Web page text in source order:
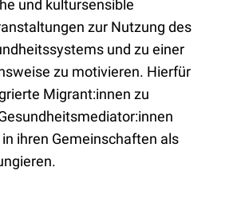
und kultursensible
zur Nutzung des
und zu einer
zu motivieren. Hierfür
Migrant:innen zu
ihren Gemeinschaften als